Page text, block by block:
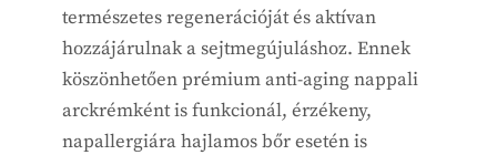
természetes regenerációját és aktívan
hozzájárulnak a sejtmegújuláshoz. Ennek
köszönhetően prémium anti-aging nappali
arckrémként is funkcionál, érzékeny,
napallergiára hajlamos bőr esetén is